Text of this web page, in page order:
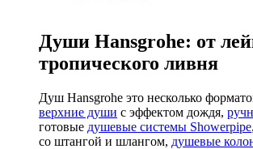
Души Hansgrohe: от
тропического ливня
Душ Hansgrohe это несколько
верхние души с эффектом дождя,
готовые душевые системы Showerpipe,
со штангой и шлангом, душевые